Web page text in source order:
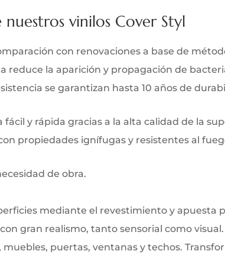
vinilos Cover Styl
con renovaciones a base de
reduce la aparición y propagación de
se garantizan hasta 10 años de
fácil y rápida gracias a la alta calidad de la
propiedades ignífugas y resistentes al
de obra.
mediante el revestimiento y apuesta
gran realismo, tanto sensorial como visual.
muebles, puertas, ventanas y techos.